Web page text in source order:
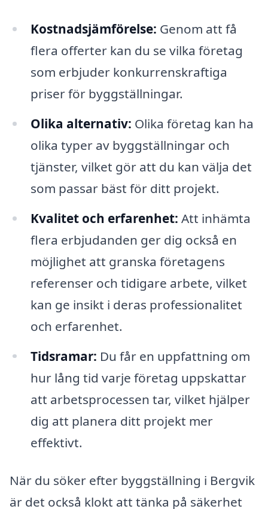
Kostnadsjämförelse: Genom att få
flera offerter kan du se vilka företag
som erbjuder konkurrenskraftiga
priser för byggställningar.
Olika alternativ: Olika företag kan ha
olika typer av byggställningar och
tjänster, vilket gör att du kan välja det
som passar bäst för ditt projekt.
Kvalitet och erfarenhet: Att inhämta
flera erbjudanden ger dig också en
möjlighet att granska företagens
referenser och tidigare arbete, vilket
kan ge insikt i deras professionalitet
och erfarenhet.
Tidsramar: Du får en uppfattning om
hur lång tid varje företag uppskattar
att arbetsprocessen tar, vilket hjälper
dig att planera ditt projekt mer
effektivt.
När du söker efter byggställning i Bergvik
är det också klokt att tänka på säkerhet